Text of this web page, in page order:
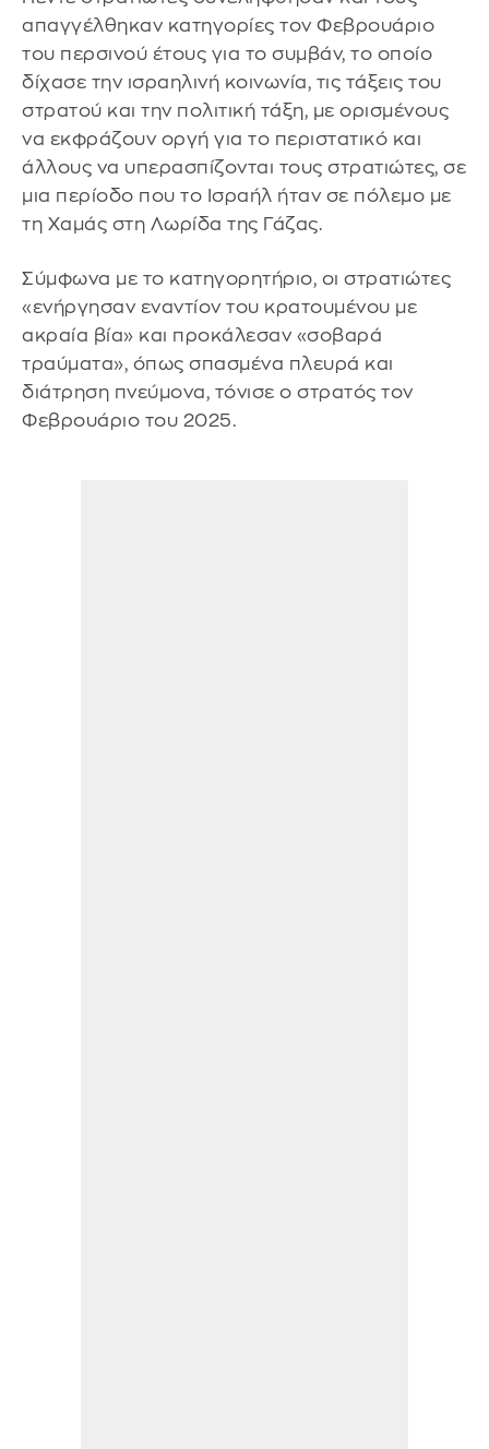
απαγγέλθηκαν κατηγορίες τον Φεβρουάριο
του περσινού έτους για το συμβάν, το οποίο
δίχασε την ισραηλινή κοινωνία, τις τάξεις του
στρατού και την πολιτική τάξη, με ορισμένους
να εκφράζουν οργή για το περιστατικό και
άλλους να υπερασπίζονται τους στρατιώτες, σε
μια περίοδο που το Ισραήλ ήταν σε πόλεμο με
τη Χαμάς στη Λωρίδα της Γάζας.
Σύμφωνα με το κατηγορητήριο, οι στρατιώτες
«ενήργησαν εναντίον του κρατουμένου με
ακραία βία» και προκάλεσαν «σοβαρά
τραύματα», όπως σπασμένα πλευρά και
διάτρηση πνεύμονα, τόνισε ο στρατός τον
Φεβρουάριο του 2025.